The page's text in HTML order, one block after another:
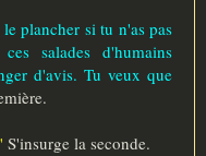
plancher si tu n'as pas
salades d'humains
d'avis. Tu veux que
S'insurge la seconde.